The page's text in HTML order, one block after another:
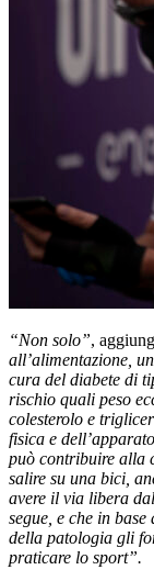
“Non solo”,
all’alimentazione,
cura del diabete di
rischio quali peso
colesterolo e
fisica e
può contribuire alla
salire su una bici,
avere il via libera
segue, e che in
della patologia gli
praticare lo sport”.